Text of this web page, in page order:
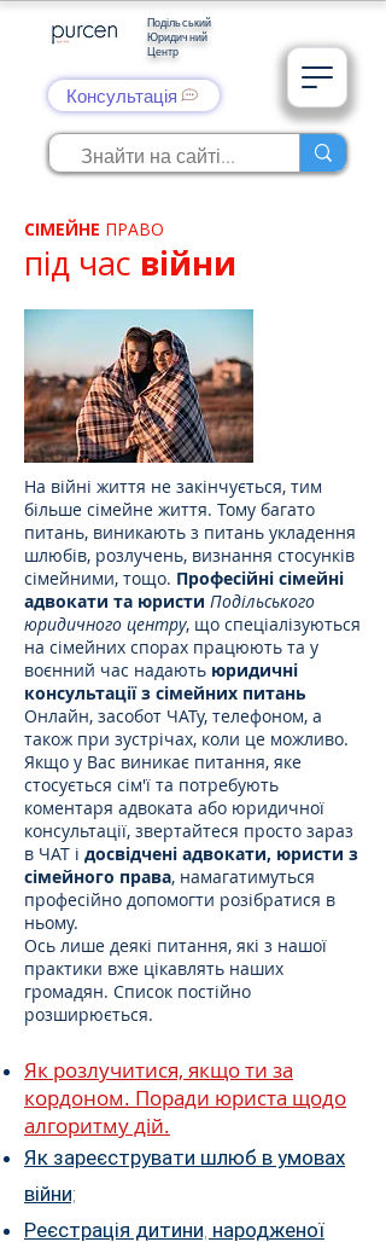
Подільський
Юридичний
Центр
Консультація
СІМЕЙНЕ ПРАВО
під час війни
На війні життя не закінчується, тим
більше сімейне життя. Тому багато
питань, виникають з питань укладення
шлюбів, розлучень, визнання стосунків
сімейними, тощо. Професійні сімейні
адвокати та юристи Подільського
юридичного центру, що спеціалізуються
на сімейних спорах працюють та у
воєнний час надають юридичні
консультації з сімейних питань
Онлайн, засобот ЧАТу, телефоном, а
також при зустрічах, коли це можливо.
Якщо у Вас виникає питання, яке
стосується сім'ї та потребують
коментаря адвоката або юридичної
консультації, звертайтеся просто зараз
в ЧАТ і досвідчені адвокати, юристи з
сімейного права, намагатимуться
професійно допомогти розібратися в
ньому.
Ось лише деякі питання, які з нашої
практики вже цікавлять наших
громадян. Список постійно
розширюється.
Як розлучитися, якщо ти за
кордоном. Поради юриста щодо
алгоритму дій.
Як зареєструвати шлюб в умовах
війни;
Реєстрація дитини, народженої